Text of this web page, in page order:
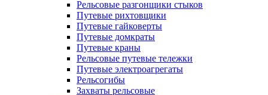
Рельсовые разгонщики стыков
Путевые рихтовщики
Путевые гайковерты
Путевые домкраты
Путевые краны
Рельсовые путевые тележки
Путевые электроагрегаты
Рельсогибы
Захваты рельсовые